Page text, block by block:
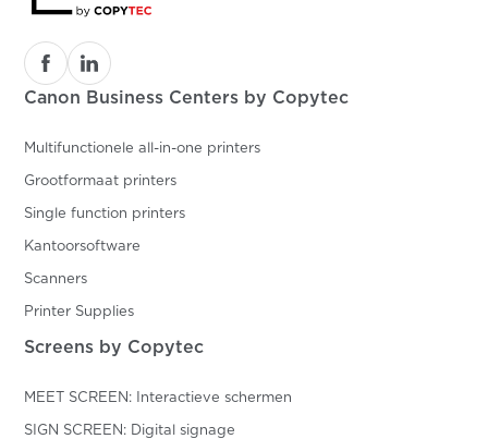
Canon Business Centers by Copytec
Multifunctionele all-in-one printers
Grootformaat printers
Single function printers
Kantoorsoftware
Scanners
Printer Supplies
Screens by Copytec
MEET SCREEN: Interactieve schermen
SIGN SCREEN: Digital signage